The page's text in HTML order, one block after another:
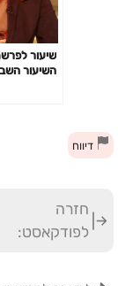
שיעור
השיעור
דיווח
חזרה
לפודקאסט: